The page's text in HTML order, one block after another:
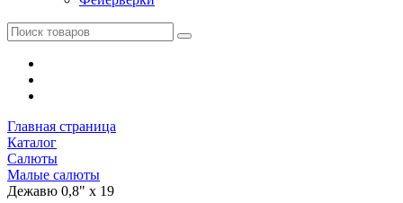
Главная страница
Каталог
Салюты
Малые салюты
Дежавю 0,8" х 19